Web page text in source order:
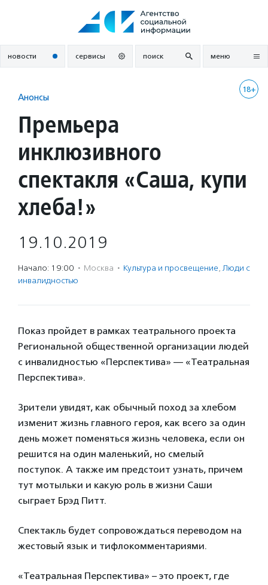
новости сервисы поиск меню
18+
Анонсы
Премьера
инклюзивного
спектакля «Саша, купи
хлеба!»
19.10.2019
Начало: 19:00 · Москва · Культура и просвещение, Люди с
инвалидностью
Показ пройдет в рамках театрального проекта
Региональной общественной организации людей
с инвалидностью «Перспектива» — «Театральная
Перспектива».
Зрители увидят, как обычный поход за хлебом
изменит жизнь главного героя, как всего за один
день может поменяться жизнь человека, если он
решится на один маленький, но смелый
поступок. А также им предстоит узнать, причем
тут мотыльки и какую роль в жизни Саши
сыграет Брэд Питт.
Спектакль будет сопровождаться переводом на
жестовый язык и тифлокомментариями.
«Театральная Перспектива» – это проект, где